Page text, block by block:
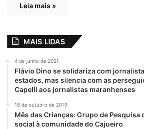
Leia mais »
MAIS LIDAS
4 de junho de 2021
Flávio Dino se solidariza com
estados, mas silencia com as
Capelli aos jornalistas maranhenses
18 de outubro de 2019
Mês das Crianças: Grupo de Pesquisa
social à comunidade do Cajueiro